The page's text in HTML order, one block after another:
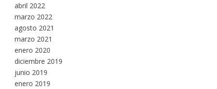
abril 2022
marzo 2022
agosto 2021
marzo 2021
enero 2020
diciembre 2019
junio 2019
enero 2019